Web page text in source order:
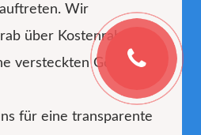
Wir
über Kostenrahmen
versteckten Gebühren.
für eine transparente